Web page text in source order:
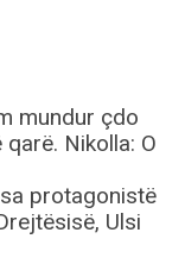
mundur çdo
Nikolla: O
protagonistë
Ulsi